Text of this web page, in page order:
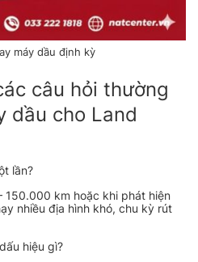
máy dầu định kỳ
câu hỏi thường
dầu cho Land
lần?
150.000 km hoặc khi phát hiện
nhiều địa hình khó, chu kỳ rút
hiệu gì?